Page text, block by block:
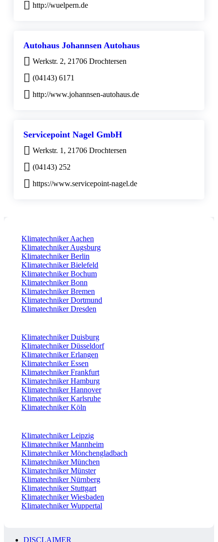
http://wuelpern.de
Autohaus Johannsen Autohaus
Werkstr. 2, 21706 Drochtersen
(04143) 6171
http://www.johannsen-autohaus.de
Servicepoint Nagel GmbH
Werkstr. 1, 21706 Drochtersen
(04143) 252
https://www.servicepoint-nagel.de
Klimatechniker Aachen
Klimatechniker Augsburg
Klimatechniker Berlin
Klimatechniker Bielefeld
Klimatechniker Bochum
Klimatechniker Bonn
Klimatechniker Bremen
Klimatechniker Dortmund
Klimatechniker Dresden
Klimatechniker Duisburg
Klimatechniker Düsseldorf
Klimatechniker Erlangen
Klimatechniker Essen
Klimatechniker Frankfurt
Klimatechniker Hamburg
Klimatechniker Hannover
Klimatechniker Karlsruhe
Klimatechniker Köln
Klimatechniker Leipzig
Klimatechniker Mannheim
Klimatechniker Mönchengladbach
Klimatechniker München
Klimatechniker Münster
Klimatechniker Nürnberg
Klimatechniker Stuttgart
Klimatechniker Wiesbaden
Klimatechniker Wuppertal
DISCLAIMER